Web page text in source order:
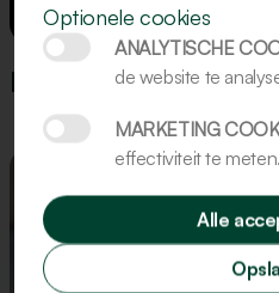
Recept
Recept:
Optionele cookies
ANALYTISCHE
de website te
MARKETING
effectiviteit te meten.
Alle